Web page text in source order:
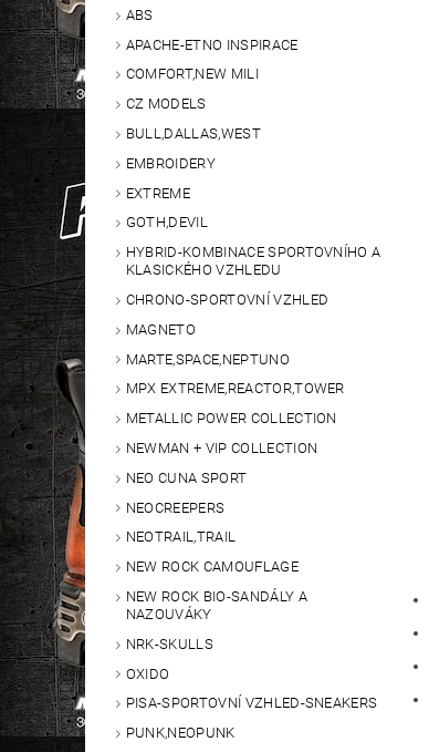
ABS
APACHE-ETNO INSPIRACE
COMFORT,NEW MILI
CZ MODELS
BULL,DALLAS,WEST
EMBROIDERY
EXTREME
GOTH,DEVIL
HYBRID-KOMBINACE SPORTOVNÍHO A
KLASICKÉHO VZHLEDU
CHRONO-SPORTOVNÍ VZHLED
MAGNETO
MARTE,SPACE,NEPTUNO
MPX EXTREME,REACTOR,TOWER
METALLIC POWER COLLECTION
NEWMAN + VIP COLLECTION
NEO CUNA SPORT
NEOCREEPERS
NEOTRAIL,TRAIL
NEW ROCK CAMOUFLAGE
NEW ROCK BIO-SANDÁLY A
NAZOUVÁKY
NRK-SKULLS
OXIDO
PISA-SPORTOVNÍ VZHLED-SNEAKERS
PUNK,NEOPUNK